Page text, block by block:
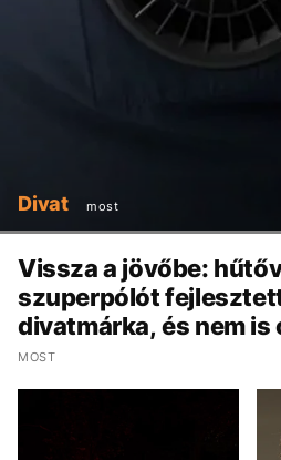
Divat most
Vissza a jövőbe:
szuperpólót
divatmárka, és nem is
MOST